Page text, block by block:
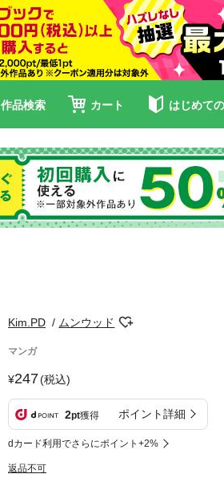
作品検索 カート はじめて
Kim.PD ムンウッド
マンガ
247(税込)
2pt獲得 ポイント詳細
dカード利用でさらにポイント+2%
返品不可